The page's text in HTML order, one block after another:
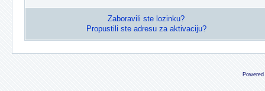
Zaboravili ste lozinku?
Propustili ste adresu za aktivaciju?